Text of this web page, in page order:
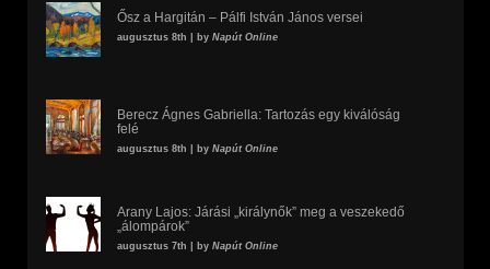
Ősz a Hargitán – Pálfi István János versei
augusztus 8th | by Napút Online
Berecz Ágnes Gabriella: Tartozás egy kiválóság
felé
augusztus 8th | by Napút Online
Arany Lajos: Járási „királynők” meg a veszekedő
„álompárok”
augusztus 7th | by Napút Online